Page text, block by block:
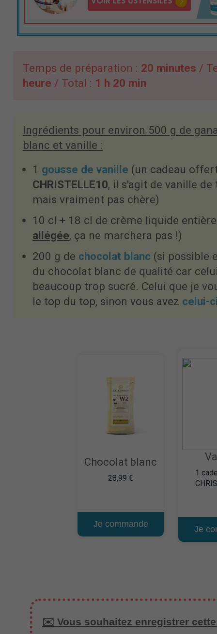
Temps de préparation : 20 minutes /
heure / Total : 1 h 20 min
Ingrédients pour environ 500 g de
blanc et vanille :
1 gousse de vanille (un cadeau
CHRISTELLE10, il s'agit de vanille
mais vraiment pas chère)
10 cl + 18 cl de crème liquide
allégée, ça ne marchera pas !)
200 g de chocolat blanc (si possible
du chocolat blanc de qualité car
beaucoup trop sucré. Celui que je
le top du top, sinon vous avez celui-
Chocolat blanc
28,99 €
Je commande
1
Je
✉️ Vous souhaitez enregistrer